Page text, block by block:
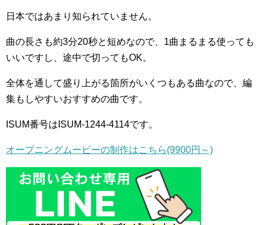
日本ではあまり知られていません。
曲の長さも約3分20秒と短めなので、1曲まるまる使っても
いいですし、途中で切ってもOK。
全体を通して盛り上がる箇所がいくつもある曲なので、編
集もしやすいおすすめの曲です。
ISUM番号はISUM-1244-4114です。
オープニングムービーの制作はこちら(9900円～)